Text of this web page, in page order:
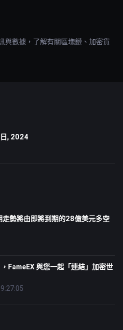
與數據，了解有關區塊鏈、加密貨
, 2024
走勢將由即將到期的28億美元多空
FameEX 與您一起「連結」加密世